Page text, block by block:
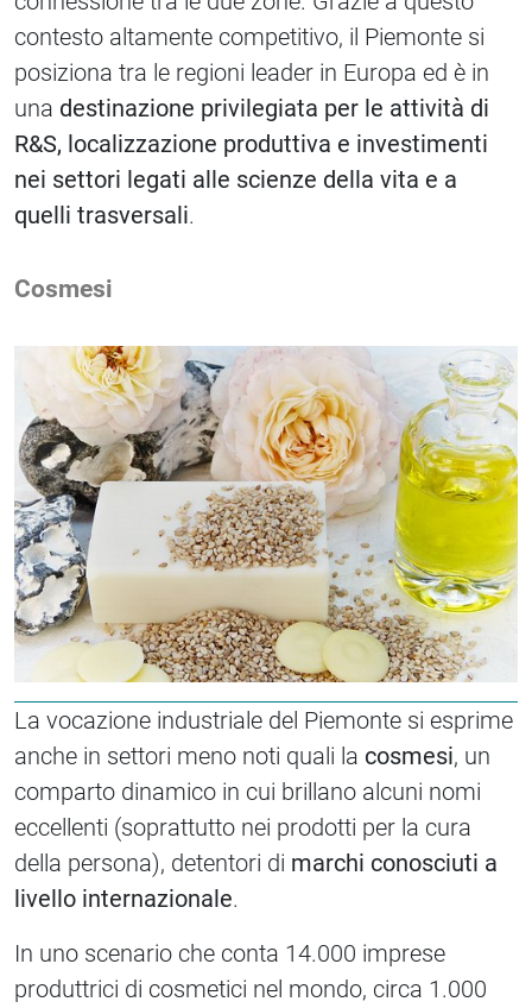
contesto altamente competitivo, il Piemonte si
posiziona tra le regioni leader in Europa ed è in
una destinazione privilegiata per le attività di
R&S, localizzazione produttiva e investimenti
nei settori legati alle scienze della vita e a
quelli trasversali.
Cosmesi
La vocazione industriale del Piemonte si esprime
anche in settori meno noti quali la cosmesi, un
comparto dinamico in cui brillano alcuni nomi
eccellenti (soprattutto nei prodotti per la cura
della persona), detentori di marchi conosciuti a
livello internazionale.
In uno scenario che conta 14.000 imprese
produttrici di cosmetici nel mondo, circa 1.000